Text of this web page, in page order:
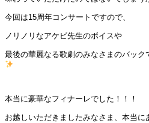
今回は15周年コンサートですので、
ノリノリなアケビ先生のボイスや
最後の華麗なる歌劇のみなさまのバッ
本当に豪華なフィナーレでした！！！
お越しいただきましたみなさま、本当に